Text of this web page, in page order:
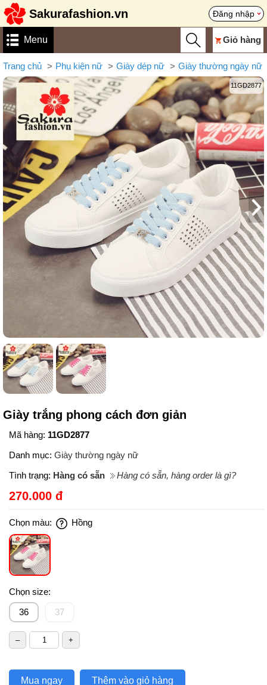
Sakurafashion.vn Đăng nhập
Menu Giỏ hàng
Trang chủ Phụ kiện nữ Giày dép nữ Giày thường ngày nữ
11GD2877
Giày trắng phong cách đơn giản
Mã hàng: 11GD2877
Danh mục: Giày thường ngày nữ
Tình trạng: Hàng có sẵn Hàng có sẵn, hàng order là gì?
270.000 đ
Chọn màu: Hồng
Chọn size:
36
37
Mua ngay Thêm vào giỏ hàng